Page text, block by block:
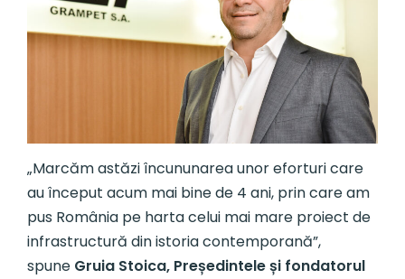
„Marcăm astăzi încununarea unor eforturi care
au început acum mai bine de 4 ani, prin care am
pus România pe harta celui mai mare proiect de
infrastructură din istoria contemporană”,
spune Gruia Stoica, Președintele și fondatorul